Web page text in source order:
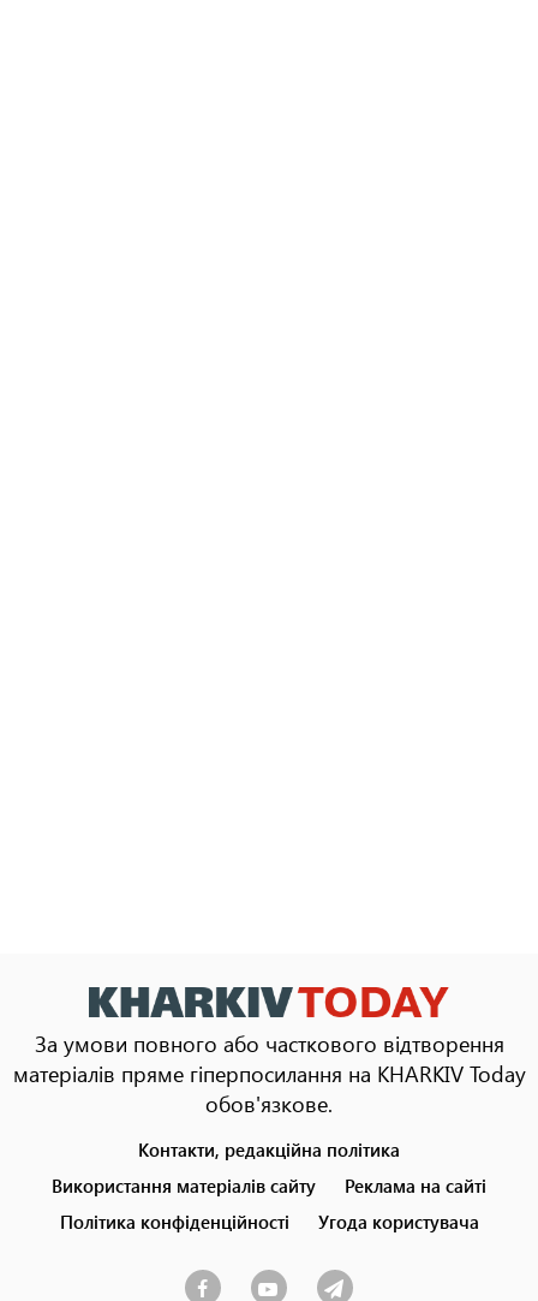
За умови повного або часткового відтворення
матеріалів пряме гіперпосилання на KHARKIV Today
обов'язкове.
menu
Контакти, редакційна політика
Використання матеріалів сайту
Реклама на сайті
Політика конфіденційності
Угода користувача